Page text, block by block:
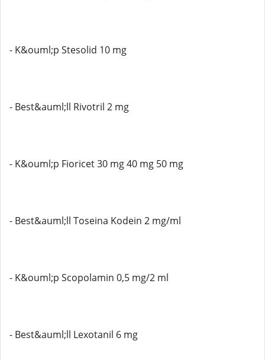
- K&ouml;p Stesolid 10 mg
- Best&auml;ll Rivotril 2 mg
- K&ouml;p Fioricet 30 mg 40 mg 50 mg
- Best&auml;ll Toseina Kodein 2 mg/ml
- K&ouml;p Scopolamin 0,5 mg/2 ml
- Best&auml;ll Lexotanil 6 mg